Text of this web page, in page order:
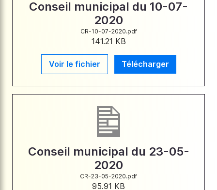
Conseil municipal du 10-07-
2020
CR-10-07-2020.pdf
141.21 KB
Voir le fichier Télécharger
Conseil municipal du 23-05-
2020
CR-23-05-2020.pdf
95.91 KB